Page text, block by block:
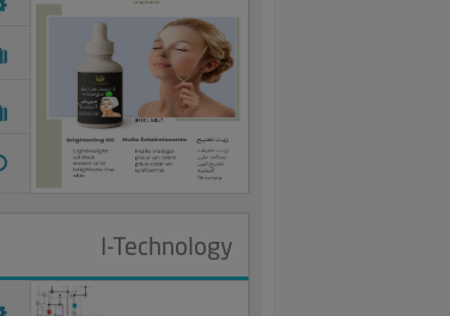
I-Technology